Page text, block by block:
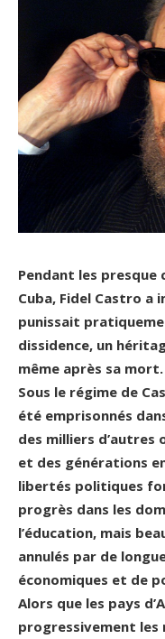
Pendant les presque
Cuba, Fidel Castro a
punissait
dissidence, un
même après sa mort.
Sous le régime de
été emprisonnés
des milliers
et des générations
libertés politiques
progrès dans les
l’éducation, mais
annulés par de
économiques et de
Alors que les pays
progressivement les